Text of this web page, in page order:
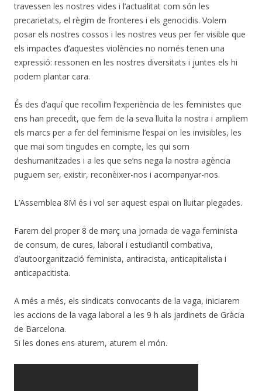
travessen les nostres vides i l’actualitat com són les
precarietats, el règim de fronteres i els genocidis. Volem
posar els nostres cossos i les nostres veus per fer visible que
els impactes d’aquestes violències no només tenen una
expressió: ressonen en les nostres diversitats i juntes els hi
podem plantar cara.
És des d’aquí que recollim l’experiència de les feministes que
ens han precedit, que fem de la seva lluita la nostra i ampliem
els marcs per a fer del feminisme l’espai on les invisibles, les
que mai som tingudes en compte, les qui som
deshumanitzades i a les que se’ns nega la nostra agència
puguem ser, existir, reconèixer-nos i acompanyar-nos.
L’Assemblea 8M és i vol ser aquest espai on lluitar plegades.
Farem del proper 8 de març una jornada de vaga feminista
de consum, de cures, laboral i estudiantil combativa,
d’autoorganització feminista, antiracista, anticapitalista i
anticapacitista.
A més a més, els sindicats convocants de la vaga, iniciarem
les accions de la vaga laboral a les 9 h als jardinets de Gràcia
de Barcelona.
Si les dones ens aturem, aturem el món.